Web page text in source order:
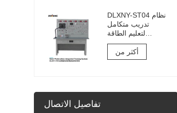
DLXNY-ST04 نظام
تدريب متكامل
لتعليم الطاقة
الشمسية
الكهروضوئية
لمعدات التعليم
أكثر من
تفاصيل الاتصال